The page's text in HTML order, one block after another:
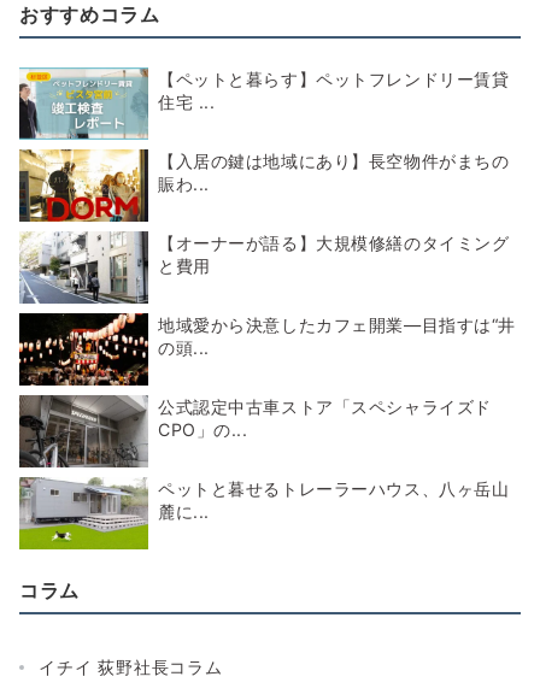
おすすめコラム
【ペットと暮らす】ペットフレンドリー賃貸
住宅 ...
【入居の鍵は地域にあり】長空物件がまちの
賑わ...
【オーナーが語る】大規模修繕のタイミング
と費用
地域愛から決意したカフェ開業―目指すは“井
の頭...
公式認定中古車ストア「スペシャライズド
CPO」の...
ペットと暮せるトレーラーハウス、八ヶ岳山
麓に...
コラム
イチイ 荻野社長コラム